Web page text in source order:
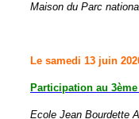
Maison du Parc
Le samedi 13 juin
Participation au
Ecole Jean Bourdette